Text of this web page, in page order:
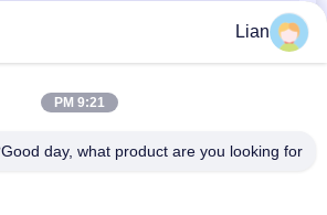
تحميل التبديل
Lian
9:21 PM
Good day, what product are you looking for?